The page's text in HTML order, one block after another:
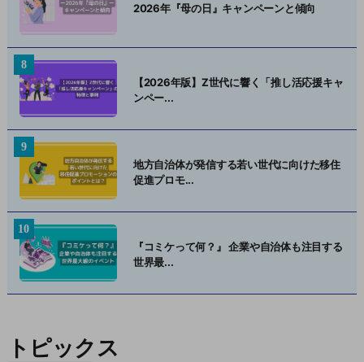
2026年『母の日』キャンペーンと傾向
【2026年版】Z世代に響く「推し活応援キャ
ンペー...
地方自治体が発信する若い世代に向けた移住
促進プロモ...
『コミケって何？』 企業や自治体も注目する
世界最...
トピックス